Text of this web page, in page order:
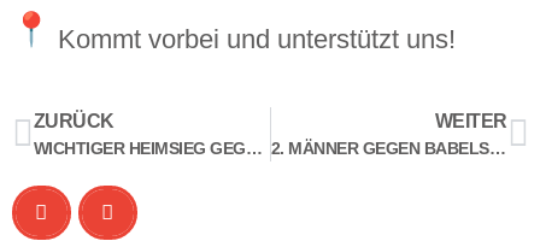
Kommt vorbei und unterstützt uns!
ZURÜCK
WICHTIGER HEIMSIEG GEGEN LÜBBENAU
WEITER
2. MÄNNER GEGEN BABELSBERG